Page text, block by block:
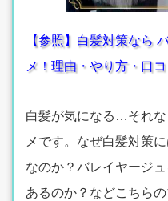
【参照】白髪対策なら
メ！理由・やり方・口
白髪が気になる…それ
メです。なぜ白髪対策
なのか？バレイヤージ
あるのか？などこちら